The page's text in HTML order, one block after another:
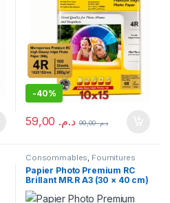
-40%
د.م. د.م.99,00
Consommables, Fournitures
d'impression Papier ,Papier
Photo
Papier Photo Premium RC
Brillant MR.R A3 (30 × 40 cm)
260 g/m²